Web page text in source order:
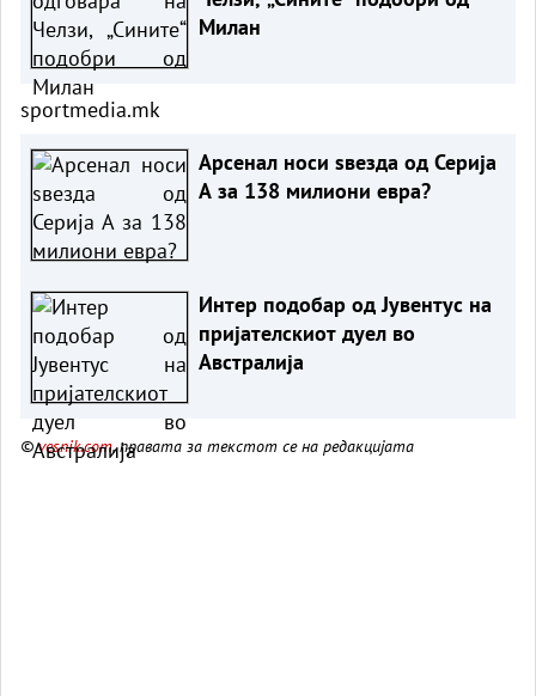
Милан
sportmedia.mk
Арсенал носи ѕвезда од Серија
А за 138 милиони евра?
Интер подобар од Јувентус на
пријателскиот дуел во
Австралија
©vesnik.com, правата за текстот се на редакцијата